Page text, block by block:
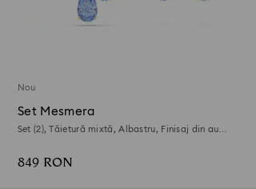
Nou
Set Mesmera
Set (2), Tăietură mixtă, Albastru, Finisaj din aur
849 RON